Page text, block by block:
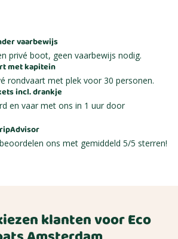
vaarbewijs
privé boot, geen vaarbewijs nodig.
met kapitein
rondvaart met plek voor 30 personen.
incl. drankje
en vaar met ons in 1 uur door
ons met gemiddeld 5/5 sterren!
klanten voor Eco